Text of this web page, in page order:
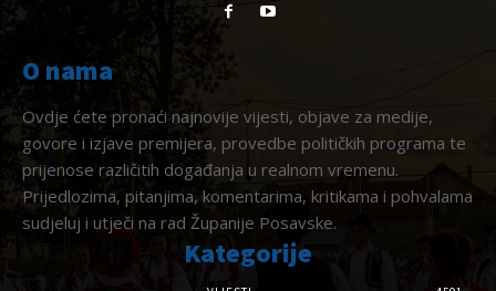
O nama
Ovdje ćete pronaći najnovije vijesti, objave za medije,
govore i izjave premijera, provedbe političkih programa te
prijenose različitih događanja u realnom vremenu.
Prijedlozima, pitanjima, komentarima, kritikama i pohvalama
sudjeluj i utječi na rad Županije Posavske.
Kategorije